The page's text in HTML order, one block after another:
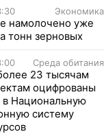
Экономика
намолочено уже
тонн зерновых
Среда обитания
23 тысячам
оцифрованы
Национальную
систему